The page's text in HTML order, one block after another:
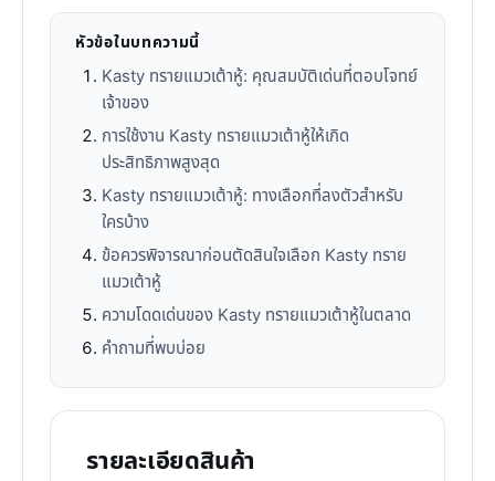
หัวข้อในบทความนี้
Kasty ทรายแมวเต้าหู้: คุณสมบัติเด่นที่ตอบโจทย์
เจ้าของ
การใช้งาน Kasty ทรายแมวเต้าหู้ให้เกิด
ประสิทธิภาพสูงสุด
Kasty ทรายแมวเต้าหู้: ทางเลือกที่ลงตัวสำหรับ
ใครบ้าง
ข้อควรพิจารณาก่อนตัดสินใจเลือก Kasty ทราย
แมวเต้าหู้
ความโดดเด่นของ Kasty ทรายแมวเต้าหู้ในตลาด
คำถามที่พบบ่อย
รายละเอียดสินค้า